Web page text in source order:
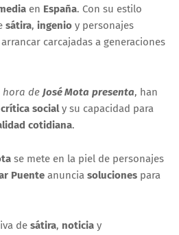
en España. Con su estilo
sátira, ingenio y personajes
carcajadas a generaciones
hora de José Mota presenta, han
crítica socialy su capacidad para
cotidiana.
se mete en la piel de personajes
Puente anuncia soluciones para
de sátira, noticia y